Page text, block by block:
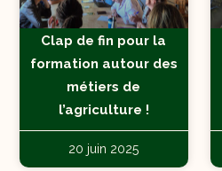
Clap de fin pour la
formation autour des
métiers de
l’agriculture !
20 juin 2025